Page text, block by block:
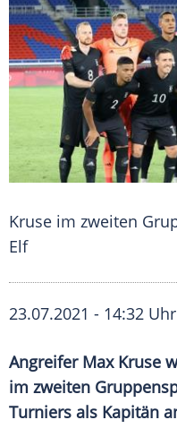
Kruse im zweiten
Elf
23.07.2021 - 14:32 Uhr
Angreifer Max Kruse
im zweiten
Turniers als Kapitän